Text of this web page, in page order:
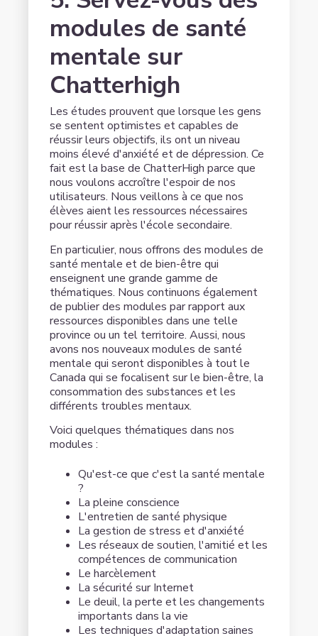
modules de santé
mentale sur
Chatterhigh
Les études prouvent que lorsque les gens
se sentent optimistes et capables de
réussir leurs objectifs, ils ont un niveau
moins élevé d'anxiété et de dépression. Ce
fait est la base de ChatterHigh parce que
nous voulons accroître l'espoir de nos
utilisateurs. Nous veillons à ce que nos
élèves aient les ressources nécessaires
pour réussir après l'école secondaire.
En particulier, nous offrons des modules de
santé mentale et de bien-être qui
enseignent une grande gamme de
thématiques. Nous continuons également
de publier des modules par rapport aux
ressources disponibles dans une telle
province ou un tel territoire. Aussi, nous
avons nos nouveaux modules de santé
mentale qui seront disponibles à tout le
Canada qui se focalisent sur le bien-être, la
consommation des substances et les
différents troubles mentaux.
Voici quelques thématiques dans nos
modules :
Qu'est-ce que c'est la santé mentale
?
La pleine conscience
L'entretien de santé physique
La gestion de stress et d'anxiété
Les réseaux de soutien, l'amitié et les
compétences de communication
Le harcèlement
La sécurité sur Internet
Le deuil, la perte et les changements
importants dans la vie
Les techniques d'adaptation saines